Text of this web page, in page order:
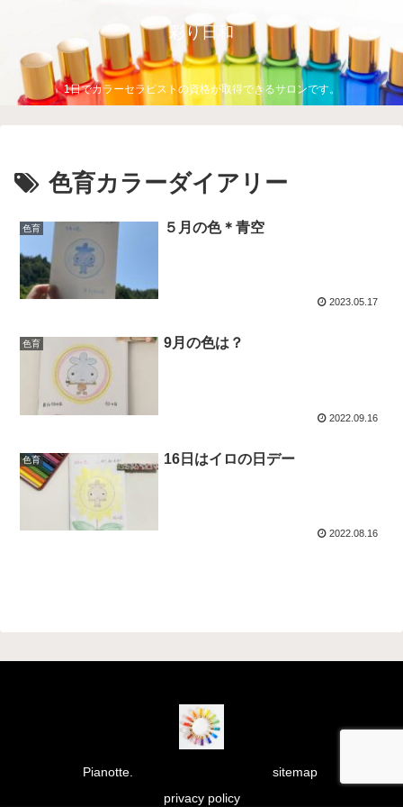
彩り日和
1日でカラーセラピストの資格が取得できるサロンです。
色育カラーダイアリー
色育 ５月の色＊青空
2023.05.17
色育 9月の色は？
2022.09.16
色育 16日はイロの日デー
2022.08.16
Pianotte.
sitemap
privacy policy